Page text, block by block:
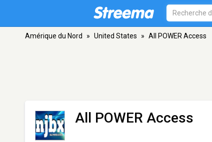
Amérique du Nord » United States » All POWER Access
All POWER Access